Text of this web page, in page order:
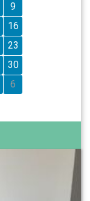
9
16
23
30
6